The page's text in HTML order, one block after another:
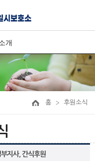
개
홈 후원소식
지사, 간식후원